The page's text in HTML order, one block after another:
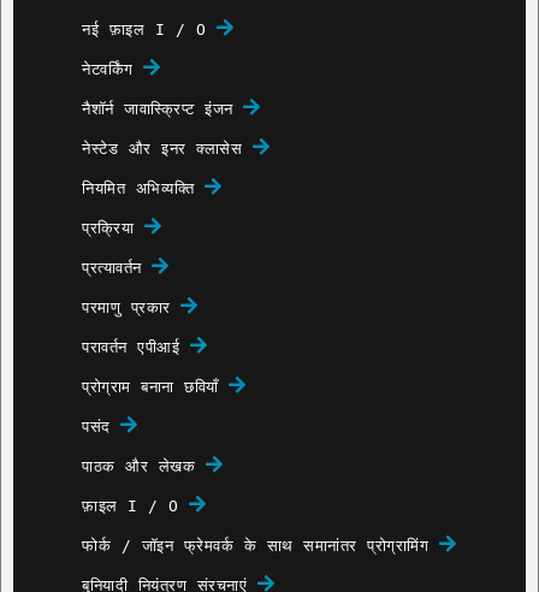
नई फ़ाइल I / O
नेटवर्किंग
नैशॉर्न जावास्क्रिप्ट इंजन
नेस्टेड और इनर क्लासेस
नियमित अभिव्यक्ति
प्रक्रिया
प्रत्यावर्तन
परमाणु प्रकार
परावर्तन एपीआई
प्रोग्राम बनाना छवियाँ
पसंद
पाठक और लेखक
फ़ाइल I / O
फोर्क / जॉइन फ्रेमवर्क के साथ समानांतर प्रोग्रामिंग
बुनियादी नियंत्रण संरचनाएं